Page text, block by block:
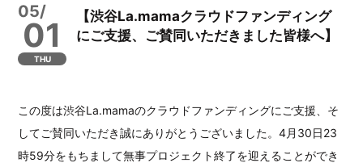
05/
01
THU
【渋谷La.mamaクラウドファンディング
にご支援、ご賛同いただきました皆様へ】
この度は渋谷La.mamaのクラウドファンディングにご支援、そ
してご賛同いただき誠にありがとうございました。4月30日23
時59分をもちまして無事プロジェクト終了を迎えることができ